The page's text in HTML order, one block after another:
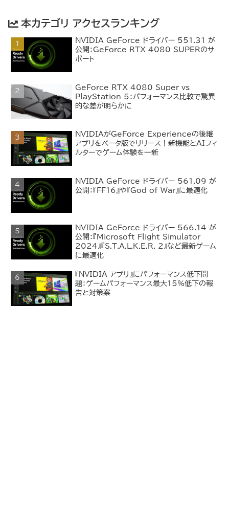
本カテゴリ アクセスランキング
NVIDIA GeForce ドライバー 551.31 が
公開：GeForce RTX 4080 SUPERのサ
ポート
GeForce RTX 4080 Super vs
PlayStation 5：パフォーマンス比較で驚異
的な差が明らかに
NVIDIAがGeForce Experienceの後継
アプリをベータ版でリリース！新機能とAIフィ
ルターでゲーム体験を一新
NVIDIA GeForce ドライバー 561.09 が
公開：『FF16』や『God of War』に最適化
NVIDIA GeForce ドライバー 566.14 が
公開：『Microsoft Flight Simulator
2024』『S.T.A.L.K.E.R. 2』など最新ゲーム
に最適化
『NVIDIA アプリ』にパフォーマンス低下問
題：ゲームパフォーマンス最大15%低下の報
告と対策案